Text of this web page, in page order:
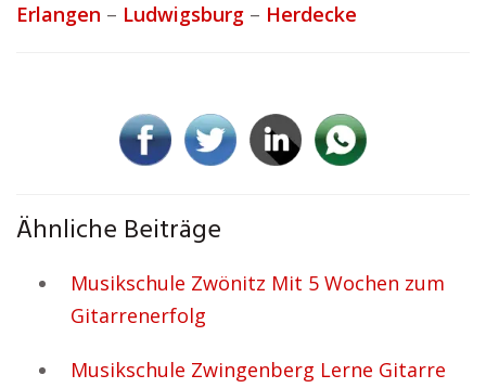
Erlangen – Ludwigsburg – Herdecke
Ähnliche Beiträge
Musikschule Zwönitz Mit 5 Wochen zum
Gitarrenerfolg
Musikschule Zwingenberg Lerne Gitarre